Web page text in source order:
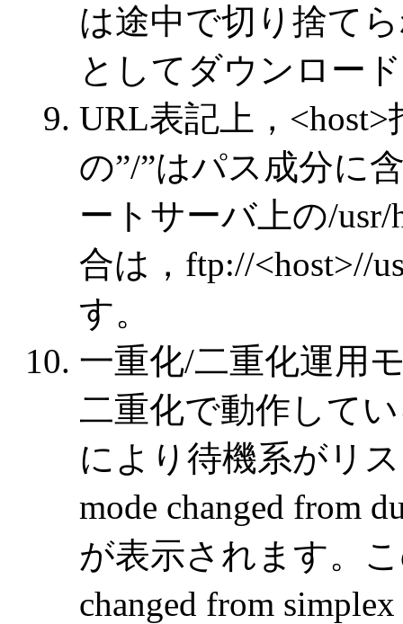
は途中で切り捨てら
としてダウンロー
URL表記上，
の”/”はパス成分に
ートサーバ上の/usr/
合は，ftp://<host>//
す。
一重化/二重化運用
二重化で動作して
により待機系がリ
mode changed from
が表示されます。こ
changed from